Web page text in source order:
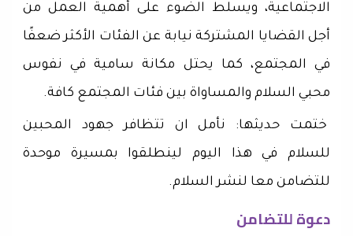
الاجتماعية، ويسلط الضوء على أهمية العمل من
أجل القضايا المشتركة نيابة عن الفئات الأكثر ضعفًا
في المجتمع، كما يحتل مكانة سامية في نفوس
محبي السلام والمساواة بين فئات المجتمع كافة.
ختمت حديثها: نأمل ان تتظافر جهود المحبين
للسلام في هذا اليوم لينطلقوا بمسيرة موحدة
للتضامن معا لنشر السلام.
دعوة للتضامن